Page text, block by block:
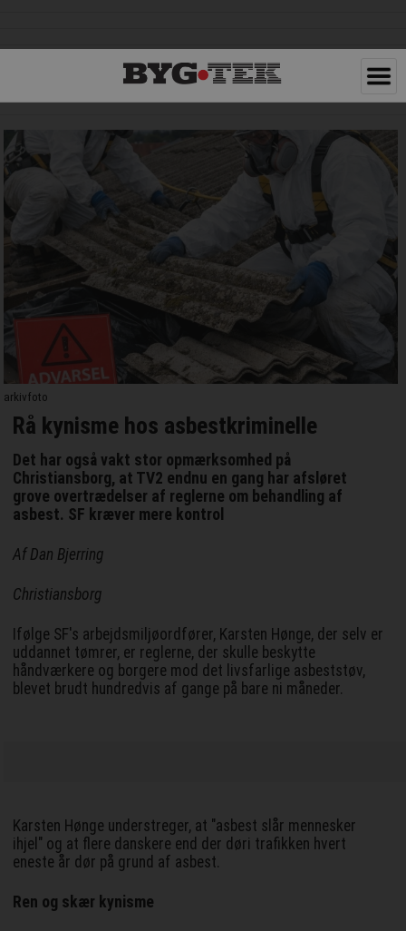
arkivfoto
Rå kynisme hos asbestkriminelle
Det har også vakt stor opmærksomhed på
Christiansborg, at TV2 endnu en gang har afsløret
grove overtrædelser af reglerne om behandling af
asbest. SF kræver mere kontrol
Af Dan Bjerring
Christiansborg
Ifølge SF's arbejdsmiljøordfører, Karsten Hønge, der selv er
uddannet tømrer, er reglerne, der skulle beskytte
håndværkere og borgere mod det livsfarlige asbeststøv,
blevet brudt hundredvis af gange på bare ni måneder.
Karsten Hønge understreger, at "asbest slår mennesker
ihjel" og at flere danskere end der døri trafikken hvert
eneste år dør på grund af asbest.
Ren og skær kynisme